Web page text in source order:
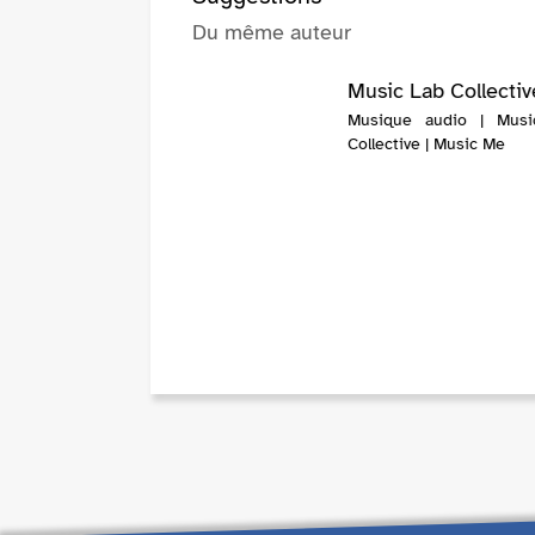
Du même auteur
Music Lab
Musique audio |
Collective | Music Me